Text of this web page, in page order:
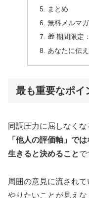
まとめ
無料メルマ
🎁 期間限定
あなたに伝
最も重要なポイ
同調圧力に屈しなく
「他人の評価軸」で
生きると決めることで
周囲の意見に流され
やりたいことが見えな